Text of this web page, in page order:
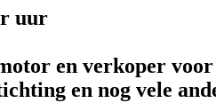
uur
en verkoper
en nog vele